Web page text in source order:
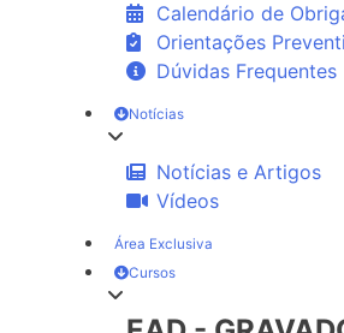
Calendário de
Orientações
Dúvidas Frequentes
Notícias
Notícias e Artigos
Vídeos
Área Exclusiva
Cursos